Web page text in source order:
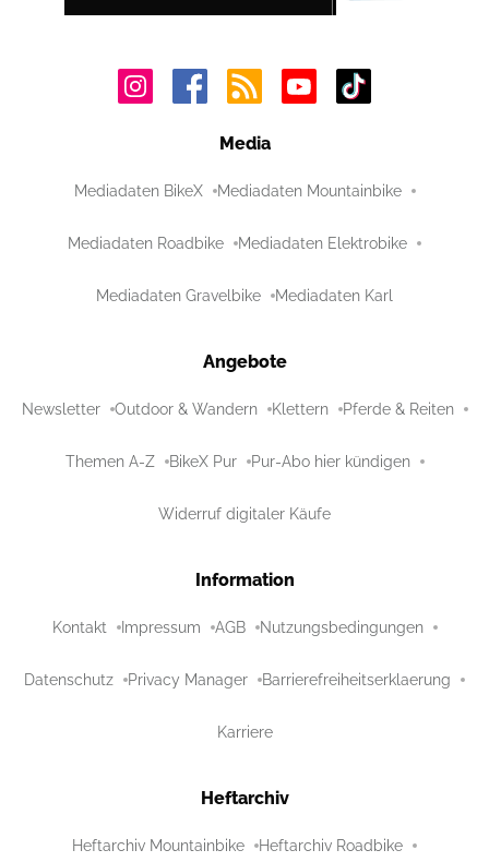
Media
Mediadaten BikeX Mediadaten Mountainbike
Mediadaten Roadbike Mediadaten Elektrobike
Mediadaten Gravelbike Mediadaten Karl
Angebote
Newsletter Outdoor & Wandern Klettern Pferde & Reiten
Themen A-Z BikeX Pur Pur-Abo hier kündigen
Widerruf digitaler Käufe
Information
Kontakt Impressum AGB Nutzungsbedingungen
Datenschutz Privacy Manager Barrierefreiheitserklaerung
Karriere
Heftarchiv
Heftarchiv Mountainbike Heftarchiv Roadbike